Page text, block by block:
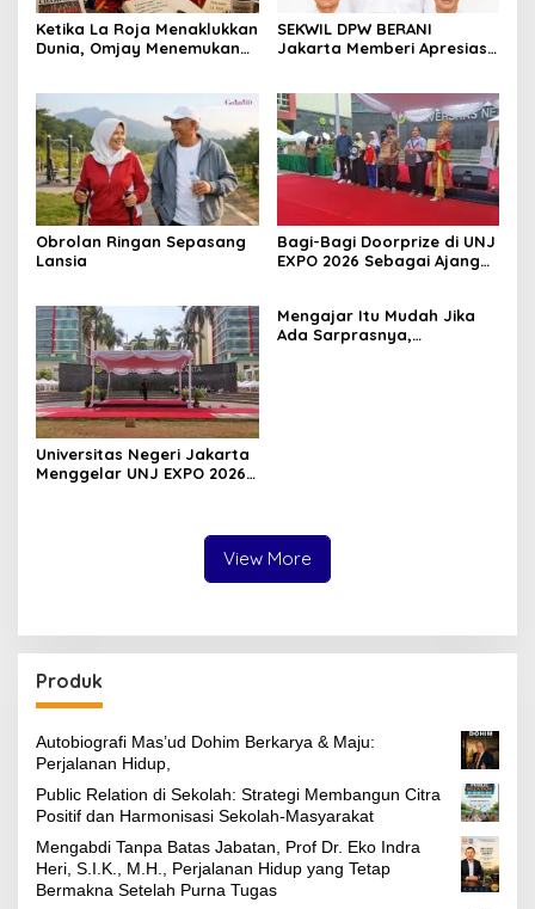
Ketika La Roja Menaklukkan
Dunia, Omjay Menemukan
SEKWIL DPW BERANI
Jakarta Memberi Apresiasi
BERANI Jakarta
Obrolan Ringan Sepasang
Lansia
Bagi-Bagi Doorprize di UNJ
EXPO 2026 Sebagai Ajang
Akademika
Universitas Negeri Jakarta
Menggelar UNJ EXPO 2026
Mengajar Itu Mudah Jika
Ada Sarprasnya,
View More
Produk
Autobiografi Mas’ud Dohim Berkarya & Maju:
Perjalanan Hidup,
Public Relation di Sekolah: Strategi Membangun Citra
Positif dan Harmonisasi Sekolah-Masyarakat
Mengabdi Tanpa Batas Jabatan, Prof Dr. Eko Indra
Heri, S.I.K., M.H., Perjalanan Hidup yang Tetap
Bermakna Setelah Purna Tugas